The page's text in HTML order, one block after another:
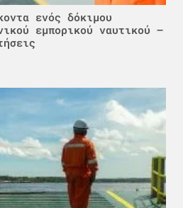
ενός δόκιμου
εμπορικού ναυτικού –